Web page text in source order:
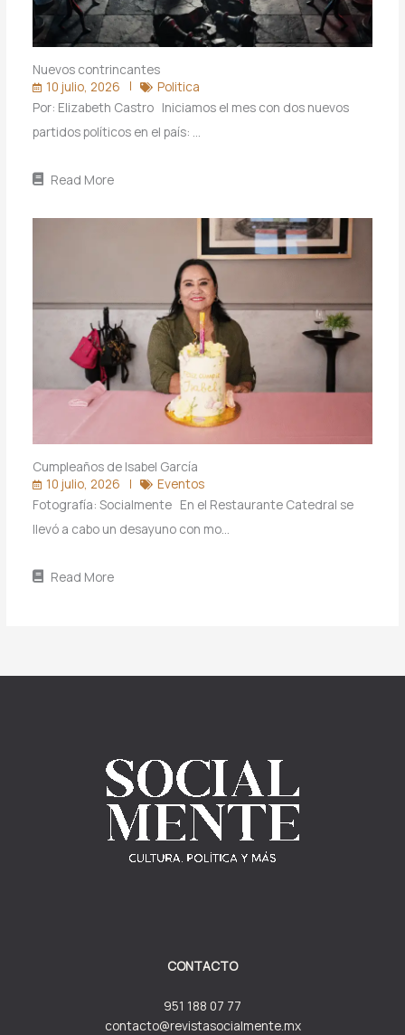
Nuevos contrincantes
10 julio, 2026
Politica
Por: Elizabeth Castro Iniciamos el mes con dos nuevos
partidos políticos en el país: …
Read More
Cumpleaños de Isabel García
10 julio, 2026
Eventos
Fotografía: Socialmente En el Restaurante Catedral se
llevó a cabo un desayuno con mo…
Read More
CONTACTO
951 188 07 77
contacto@revistasocialmente.mx